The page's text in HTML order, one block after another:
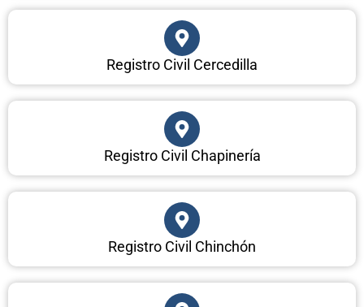
Registro Civil Cercedilla
Registro Civil Chapinería
Registro Civil Chinchón